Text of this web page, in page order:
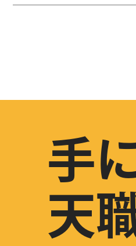
手
天